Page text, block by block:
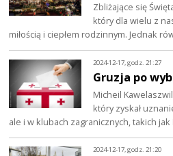
Zbliżające się
który dla wielu z
miłością i ciepłem rodzinnym. Jednak
2024-12-17, godz. 21:27
Gruzja po
Micheil
który zyskał
ale i w klubach zagranicznych, takich
2024-12-17, godz. 21:20